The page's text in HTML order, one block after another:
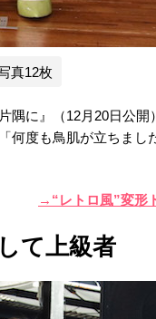
真12枚
隅に』（12月20日公
度も鳥肌が立ちまし
→“レトロ風”変形
て上級者